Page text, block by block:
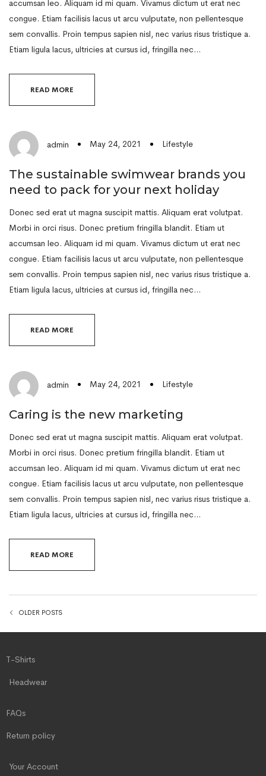
accumsan leo. Aliquam id mi quam. Vivamus dictum ut erat nec
congue. Etiam facilisis lacus ut arcu vulputate, non pellentesque
sem convallis. Proin tempus sapien nisl, nec varius risus tristique a.
Etiam ligula lacus, ultricies at cursus id, fringilla nec…
READ MORE
admin May 24, 2021 Lifestyle
The sustainable swimwear brands you
need to pack for your next holiday
Donec sed erat ut magna suscipit mattis. Aliquam erat volutpat.
Morbi in orci risus. Donec pretium fringilla blandit. Etiam ut
accumsan leo. Aliquam id mi quam. Vivamus dictum ut erat nec
congue. Etiam facilisis lacus ut arcu vulputate, non pellentesque
sem convallis. Proin tempus sapien nisl, nec varius risus tristique a.
Etiam ligula lacus, ultricies at cursus id, fringilla nec…
READ MORE
admin May 24, 2021 Lifestyle
Caring is the new marketing
Donec sed erat ut magna suscipit mattis. Aliquam erat volutpat.
Morbi in orci risus. Donec pretium fringilla blandit. Etiam ut
accumsan leo. Aliquam id mi quam. Vivamus dictum ut erat nec
congue. Etiam facilisis lacus ut arcu vulputate, non pellentesque
sem convallis. Proin tempus sapien nisl, nec varius risus tristique a.
Etiam ligula lacus, ultricies at cursus id, fringilla nec…
READ MORE
OLDER POSTS
T-Shirts
Headwear
FAQs
Return policy
Your Account